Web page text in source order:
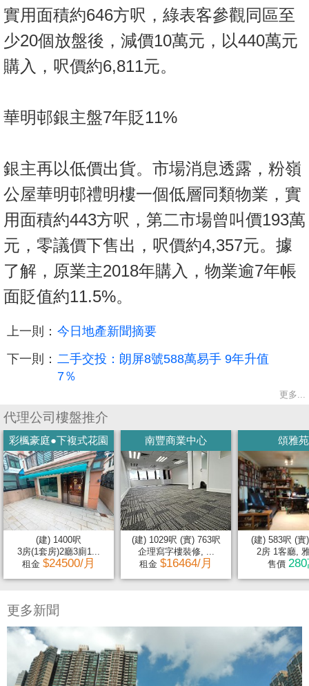
實用面積約646方呎，綠表客參觀同區至
少20個放盤後，減價10萬元，以440萬元
購入，呎價約6,811元。
華明邨銀主盤7年貶11%
銀主再以低價出貨。市場消息透露，粉嶺
公屋華明邨禮明樓一個低層同類物業，實
用面積約443方呎，第二市場曾叫價193萬
元，零議價下售出，呎價約4,357元。據
了解，原業主2018年購入，物業逾7年帳
面貶值約11.5%。
上一則： 今日地產新聞摘要
下一則： 二手交投：朗屏8號588萬易手 9年升值
7％
更多...
代理公司樓盤推介
彩楓豪庭●下複式花園
(建) 1400呎
3房(1套房)2廳3廁1...
租金 $24500/月
南豐商業中心
(建) 1029呎 (實) 763呎
企理寫字樓裝修, ...
租金 $16464/月
頌雅苑
(建) 583呎 (實
2房 1客廳,
售價
更多新聞